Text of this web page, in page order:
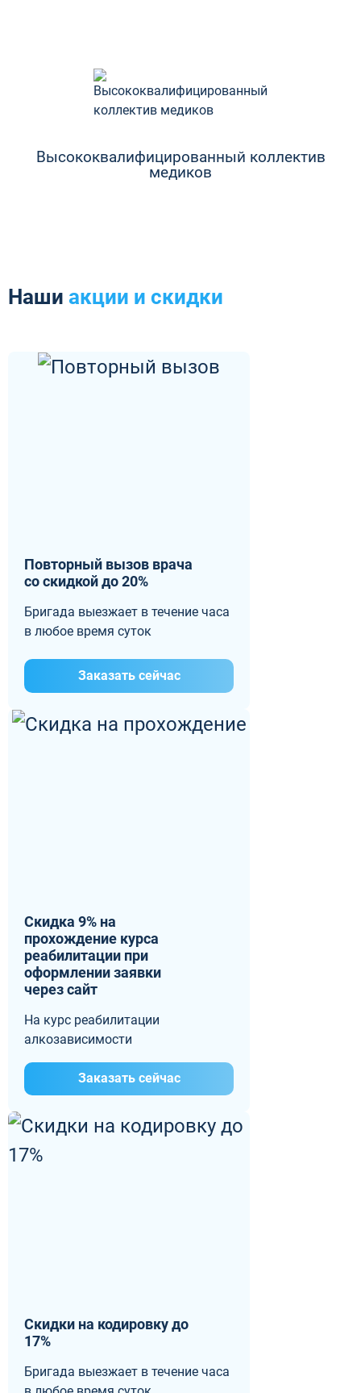
Высококвалифицированный коллектив
медиков
Наши акции и скидки
Повторный вызов врача
со скидкой до 20%
Бригада выезжает в течение часа
в любое время суток
Заказать сейчас
Скидка 9% на
прохождение курса
реабилитации при
оформлении заявки
через сайт
На курс реабилитации
алкозависимости
Заказать сейчас
Скидки на кодировку до
17%
Бригада выезжает в течение часа